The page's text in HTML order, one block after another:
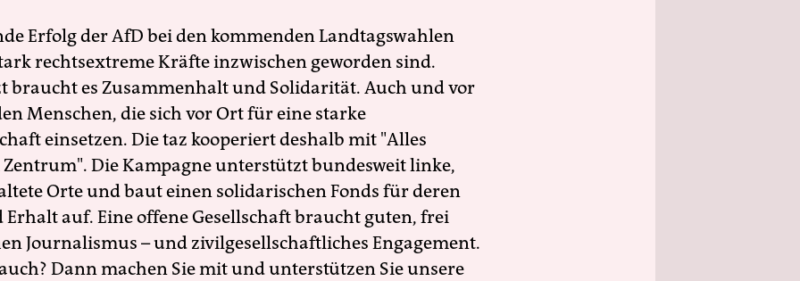
Erfolg der AfD bei den kommenden Landtagswahlen
rechtsextreme Kräfte inzwischen geworden sind.
braucht es Zusammenhalt und Solidarität. Auch und vor
Menschen, die sich vor Ort für eine starke
einsetzen. Die taz kooperiert deshalb mit "Alles
Die Kampagne unterstützt bundesweit linke,
Orte und baut einen solidarischen Fonds für deren
Erhalt auf. Eine offene Gesellschaft braucht guten, frei
Journalismus – und zivilgesellschaftliches Engagement.
Dann machen Sie mit und unterstützen Sie unsere